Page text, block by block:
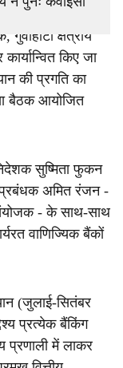
के राष्ट्रव्यापी
क्षेत्रीय
किए जा
की प्रगति का
बैठक आयोजित
सुष्मिता फुकन
अमित रंजन -
- के साथ-साथ
वाणिज्यिक बैंकों
(जुलाई-सितंबर
प्रत्येक बैंकिंग
प्रणाली में लाकर